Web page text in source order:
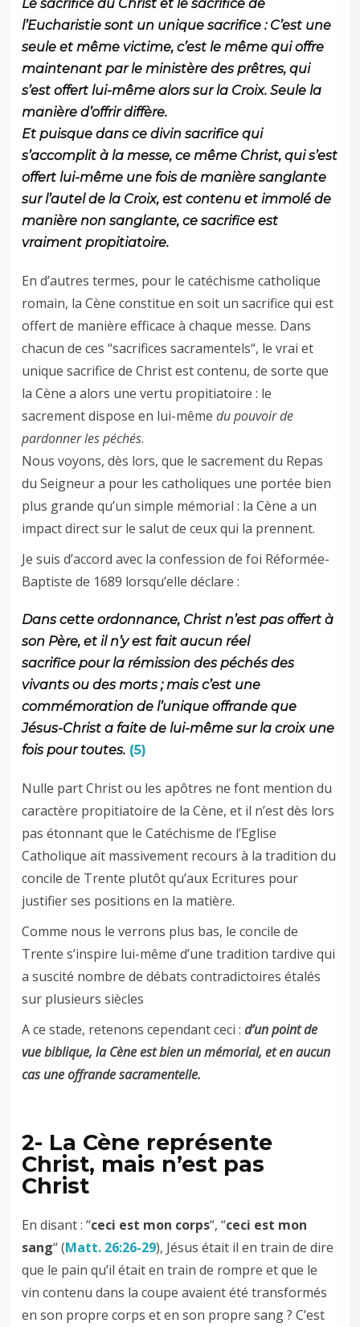
Le sacrifice du Christ et le sacrifice de
l’Eucharistie sont un unique sacrifice : C’est une
seule et même victime, c’est le même qui offre
maintenant par le ministère des prêtres, qui
s’est offert lui-même alors sur la Croix. Seule la
manière d’offrir diffère.
Et puisque dans ce divin sacrifice qui
s’accomplit à la messe, ce même Christ, qui s’est
offert lui-même une fois de manière sanglante
sur l’autel de la Croix, est contenu et immolé de
manière non sanglante, ce sacrifice est
vraiment propitiatoire.
En d’autres termes, pour le catéchisme catholique
romain, la Cène constitue en soit un sacrifice qui est
offert de manière efficace à chaque messe. Dans
chacun de ces “sacrifices sacramentels“, le vrai et
unique sacrifice de Christ est contenu, de sorte que
la Cène a alors une vertu propitiatoire : le
sacrement dispose en lui-mêmedu pouvoir de
pardonner les péchés.
Nous voyons, dès lors, que le sacrement du Repas
du Seigneur a pour les catholiques une portée bien
plus grande qu’un simple mémorial : la Cène a un
impact direct sur le salut de ceux qui la prennent.
Je suis d’accord avec la confession de foi Réformée-
Baptiste de 1689 lorsqu’elle déclare :
Dans cette ordonnance, Christ n’est pas offert à
son Père, et il n’y est fait aucun réel
sacrifice pour la rémission des péchés des
vivants ou des morts ; mais c’est une
commémoration de l’unique offrande que
Jésus-Christ a faite de lui-même sur la croix une
fois pour toutes. (5)
Nulle part Christ ou les apôtres ne font mention du
caractère propitiatoire de la Cène, et il n’est dès lors
pas étonnant que le Catéchisme de l’Eglise
Catholique ait massivement recours à la tradition du
concile de Trente plutôt qu’aux Ecritures pour
justifier ses positions en la matière.
Comme nous le verrons plus bas, le concile de
Trente s’inspire lui-même d’une tradition tardive qui
a suscité nombre de débats contradictoires étalés
sur plusieurs siècles
A ce stade, retenons cependant ceci : d’un point de
vue biblique, la Cène est bien un mémorial, et en aucun
cas une offrande sacramentelle.
2- La Cène représente
Christ, mais n’est pas
Christ
En disant : “ceci est mon corps“, “ceci est mon
sang“ (Matt. 26:26-29), Jésus était il en train de dire
que le pain qu’il était en train de rompre et que le
vin contenu dans la coupe avaient été transformés
en son propre corps et en son propre sang ? C’est